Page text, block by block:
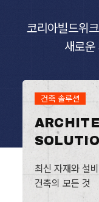
코리아빌드위
새로운
건축 솔루션
최신 자재와 설
건축의 모든 것